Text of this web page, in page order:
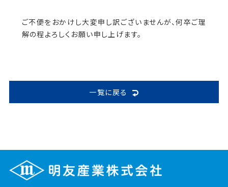
ご不便をおかけし大変申し訳ございませんが、何卒ご理
解の程よろしくお願い申し上げます。
一覧に戻る